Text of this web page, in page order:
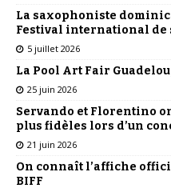
La saxophoniste
Festival international de
5 juillet 2026
La Pool Art Fair
25 juin 2026
Servando et Florentino
plus fidèles lors d’un
21 juin 2026
On connaît l’affiche
BIFF